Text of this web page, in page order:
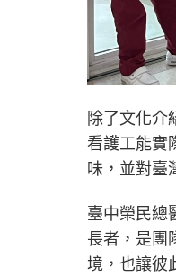
除了文化介
看護工能實
味，並對臺
臺中榮民總
長者，是團
境，也讓彼